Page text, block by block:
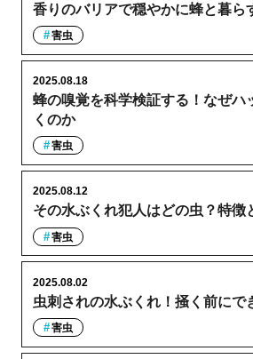
香りのバリアで穏やかに蜂と暮ら
害虫
蜂の嗅覚を科学検証する！なぜハ
くのか
2025.08.18
害虫
その水ぶくれ犯人はどの虫？特徴
2025.08.12
害虫
虫刺されの水ぶくれ！掻く前にで
2025.08.02
害虫